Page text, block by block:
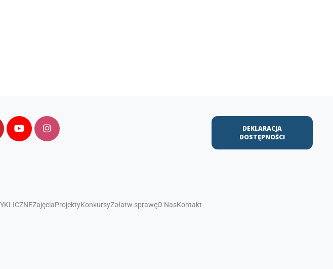
DEKLARACJA
DOSTĘPNOŚCI
ZajęciaProjektyKonkursyZałatw sprawęO NasKontakt